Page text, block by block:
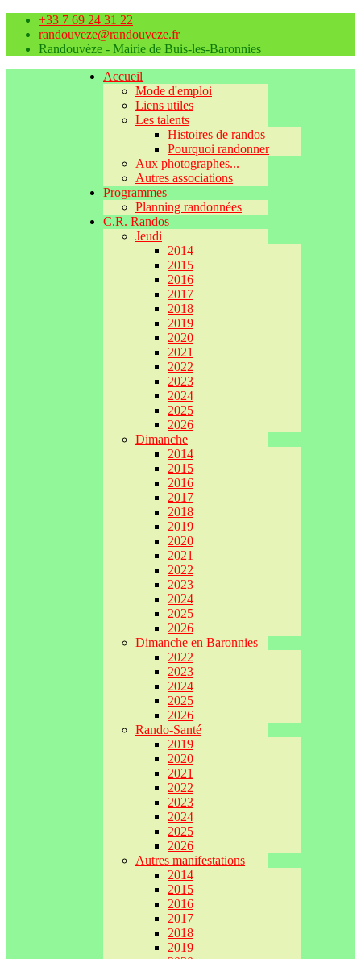
+33 7 69 24 31 22
randouveze@randouveze.fr
Randouvèze - Mairie de Buis-les-Baronnies
Accueil
Mode d'emploi
Liens utiles
Les talents
Histoires de randos
Pourquoi randonner
Aux photographes...
Autres associations
Programmes
Planning randonnées
C.R. Randos
Jeudi
2014
2015
2016
2017
2018
2019
2020
2021
2022
2023
2024
2025
2026
Dimanche
2014
2015
2016
2017
2018
2019
2020
2021
2022
2023
2024
2025
2026
Dimanche en Baronnies
2022
2023
2024
2025
2026
Rando-Santé
2019
2020
2021
2022
2023
2024
2025
2026
Autres manifestations
2014
2015
2016
2017
2018
2019